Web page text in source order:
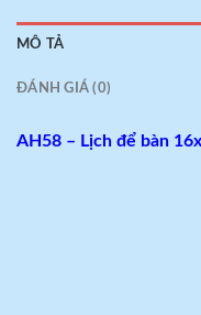
MÔ TẢ
ĐÁNH GIÁ (0)
AH58 – Lịch để bàn